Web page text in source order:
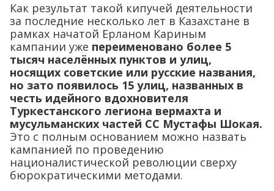
Как результат такой кипучей деятельности
за последние несколько лет в Казахстане в
рамках начатой Ерланом Кариным
кампании уже переименовано более 5
тысяч населённых пунктов и улиц,
носящих советские или русские названия,
но зато появилось 15 улиц, названных в
честь идейного вдохновителя
Туркестанского легиона вермахта и
мусульманских частей СС Мустафы Шокая.
Это с полным основанием можно назвать
кампанией по проведению
националистической революции сверху
бюрократическими методами.